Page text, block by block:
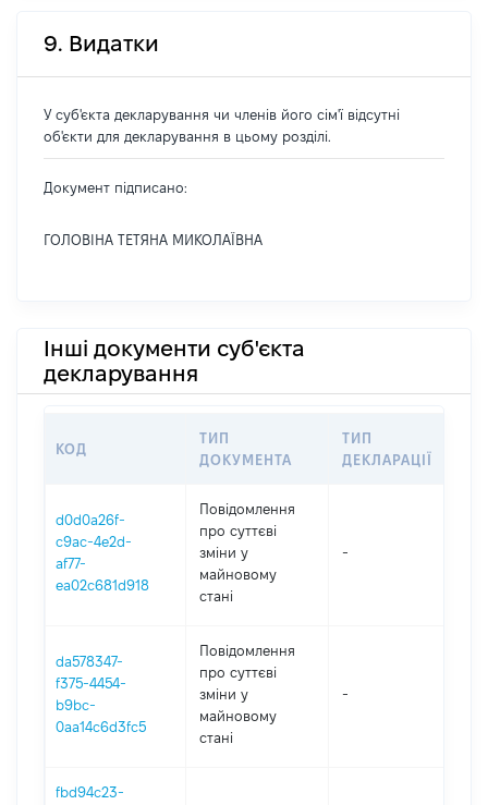
9. Видатки
У суб'єкта декларування чи членів його сім'ї відсутні
об'єкти для декларування в цьому розділі.
Документ підписано:
ГОЛОВІНА ТЕТЯНА МИКОЛАЇВНА
Інші документи суб'єкта
декларування
КОД
ТИП
ДОКУМЕНТА
ТИП
ДЕКЛАРАЦІЇ
d0d0a26f-
c9ac-4e2d-
af77-
ea02c681d918
Повідомлення
про суттєві
зміни y
майновому
стані
-
da578347-
f375-4454-
b9bc-
0aa14c6d3fc5
Повідомлення
про суттєві
зміни y
майновому
стані
-
fbd94c23-